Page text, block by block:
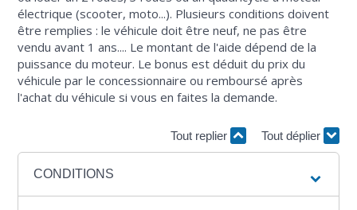
électrique (scooter, moto...). Plusieurs conditions doivent
être remplies : le véhicule doit être neuf, ne pas être
vendu avant 1 ans.... Le montant de l'aide dépend de la
puissance du moteur. Le bonus est déduit du prix du
véhicule par le concessionnaire ou remboursé après
l'achat du véhicule si vous en faites la demande.
Tout replier Tout déplier
CONDITIONS